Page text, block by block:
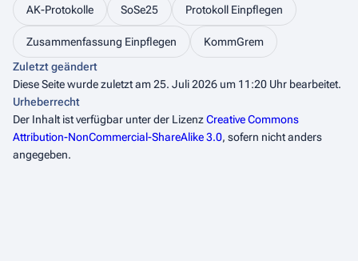
AK-Protokolle SoSe25 Protokoll Einpflegen
Zusammenfassung Einpflegen
KommGrem
Zuletzt geändert
Diese Seite wurde zuletzt am 25. Juli 2026 um 11:20 Uhr bearbeitet.
Urheberrecht
Der Inhalt ist verfügbar unter der LizenzCreative Commons
Attribution-NonCommercial-ShareAlike 3.0, sofern nicht anders
angegeben.